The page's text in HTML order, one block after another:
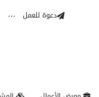
دعوة للعمل